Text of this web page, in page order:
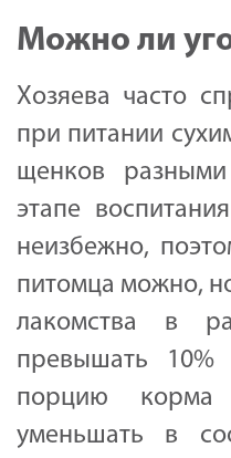
Можно ли
Хозяева часто
при питании
щенков
этапе
неизбежно,
питомца можно,
лакомства в
превышать
порцию
уменьшать в